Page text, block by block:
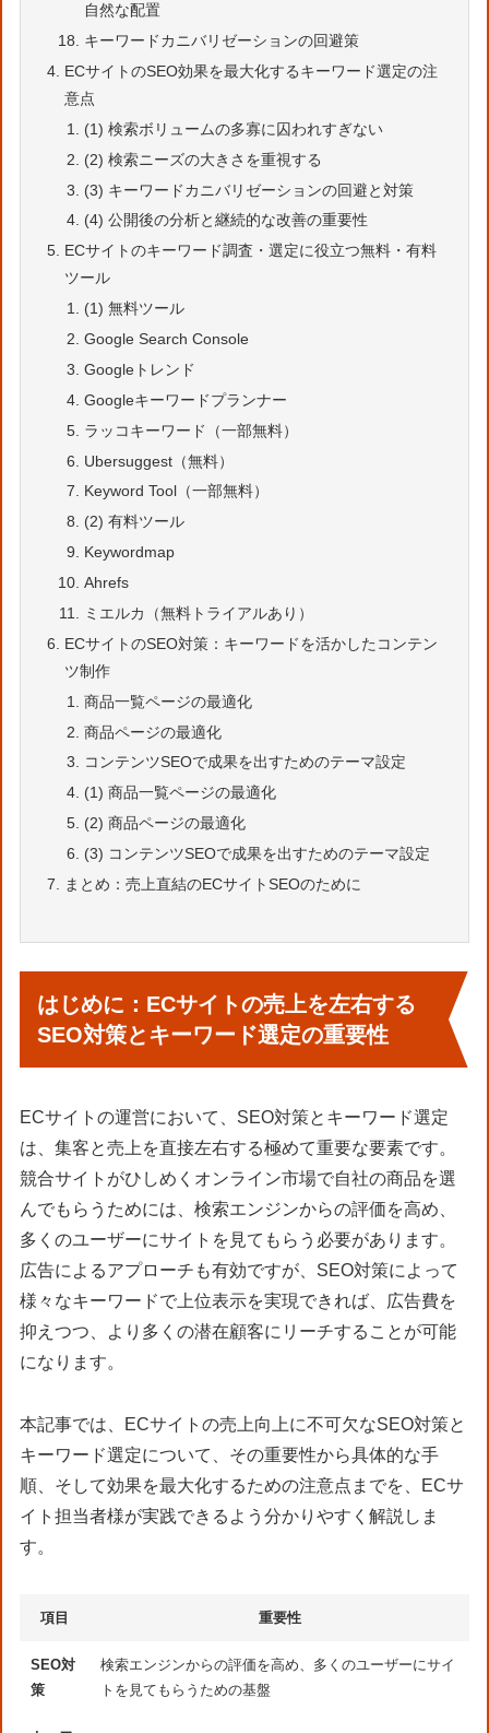
自然な配置
キーワードカニバリゼーションの回避策
ECサイトのSEO効果を最大化するキーワード選定の注
意点
(1) 検索ボリュームの多寡に囚われすぎない
(2) 検索ニーズの大きさを重視する
(3) キーワードカニバリゼーションの回避と対策
(4) 公開後の分析と継続的な改善の重要性
ECサイトのキーワード調査・選定に役立つ無料・有料
ツール
(1) 無料ツール
Google Search Console
Googleトレンド
Googleキーワードプランナー
ラッコキーワード（一部無料）
Ubersuggest（無料）
Keyword Tool（一部無料）
(2) 有料ツール
Keywordmap
Ahrefs
ミエルカ（無料トライアルあり）
ECサイトのSEO対策：キーワードを活かしたコンテン
ツ制作
商品一覧ページの最適化
商品ページの最適化
コンテンツSEOで成果を出すためのテーマ設定
(1) 商品一覧ページの最適化
(2) 商品ページの最適化
(3) コンテンツSEOで成果を出すためのテーマ設定
まとめ：売上直結のECサイトSEOのために
はじめに：ECサイトの売上を左右する
SEO対策とキーワード選定の重要性
ECサイトの運営において、SEO対策とキーワード選定
は、集客と売上を直接左右する極めて重要な要素です。
競合サイトがひしめくオンライン市場で自社の商品を選
んでもらうためには、検索エンジンからの評価を高め、
多くのユーザーにサイトを見てもらう必要があります。
広告によるアプローチも有効ですが、SEO対策によって
様々なキーワードで上位表示を実現できれば、広告費を
抑えつつ、より多くの潜在顧客にリーチすることが可能
になります。
本記事では、ECサイトの売上向上に不可欠なSEO対策と
キーワード選定について、その重要性から具体的な手
順、そして効果を最大化するための注意点までを、ECサ
イト担当者様が実践できるよう分かりやすく解説しま
す。
項目 重要性
SEO対
策
検索エンジンからの評価を高め、多くのユーザーにサイ
トを見てもらうための基盤